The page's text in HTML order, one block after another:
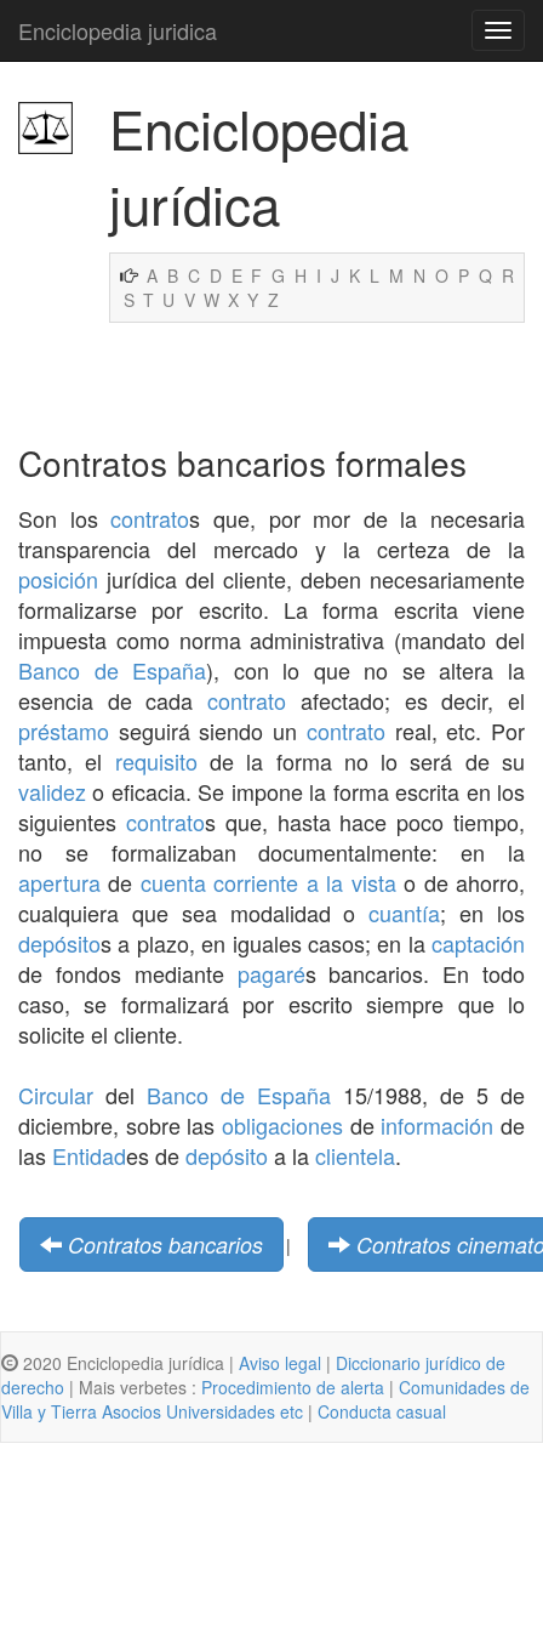
Enciclopedia juridica
Enciclopedia
jurídica
A B C D E F G H I J K L M N O P Q R
S T U V W X Y Z
Contratos bancarios formales
Son loscontratos que, por mor de la necesaria
transparencia del mercado y la certeza de la
posición jurídica del cliente, deben necesariamente
formalizarse por escrito. La forma escrita viene
impuesta como norma administrativa (mandato del
Banco de España), con lo que no se altera la
esencia de cadacontrato afectado; es decir, el
préstamo seguirá siendo un contrato real, etc. Por
tanto, el requisito de la forma no lo será de su
validez o eficacia. Se impone la forma escrita en los
siguientes contratos que, hasta hace poco tiempo,
no se formalizaban documentalmente: en la
apertura de cuenta corriente a la vistao de ahorro,
cualquiera que sea modalidad ocuantía; en los
depósitos a plazo, en iguales casos; en lacaptación
de fondos mediante pagarés bancarios. En todo
caso, se formalizará por escrito siempre que lo
solicite el cliente.
Circular del Banco de España 15/1988, de 5 de
diciembre, sobre las obligaciones de información de
las Entidades dedepósito a laclientela.
Contratos bancarios | Contratos
2020 Enciclopedia jurídica | Aviso legal | Diccionario jurídico de
derecho | Mais verbetes : Procedimiento de alerta | Comunidades de
Villa y Tierra Asocios Universidades etc | Conducta casual